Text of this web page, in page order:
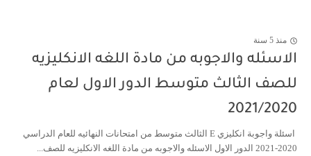
منذ 5 سنة
الاسئله والاجوبه من مادة اللغه الانكليزيه
للصف الثالث متوسط الدور الاول لعام
2021/2020
اسئلة واجوبة انكليزي E الثالث متوسط من امتحانات النهائيه للعام الدراسي
2020-2021 الدور الاول الاسئله والاجوبه من مادة اللغه الانكليزيه للصف...